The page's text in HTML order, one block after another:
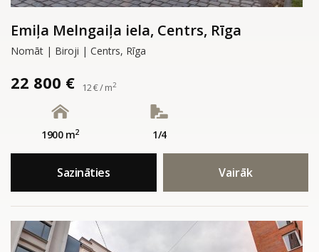
Emiļa Melngaiļa iela, Centrs, Rīga
Nomāt | Biroji | Centrs, Rīga
22 800 € 12 € / m2
1900 m2 1/4
Sazināties Vairāk